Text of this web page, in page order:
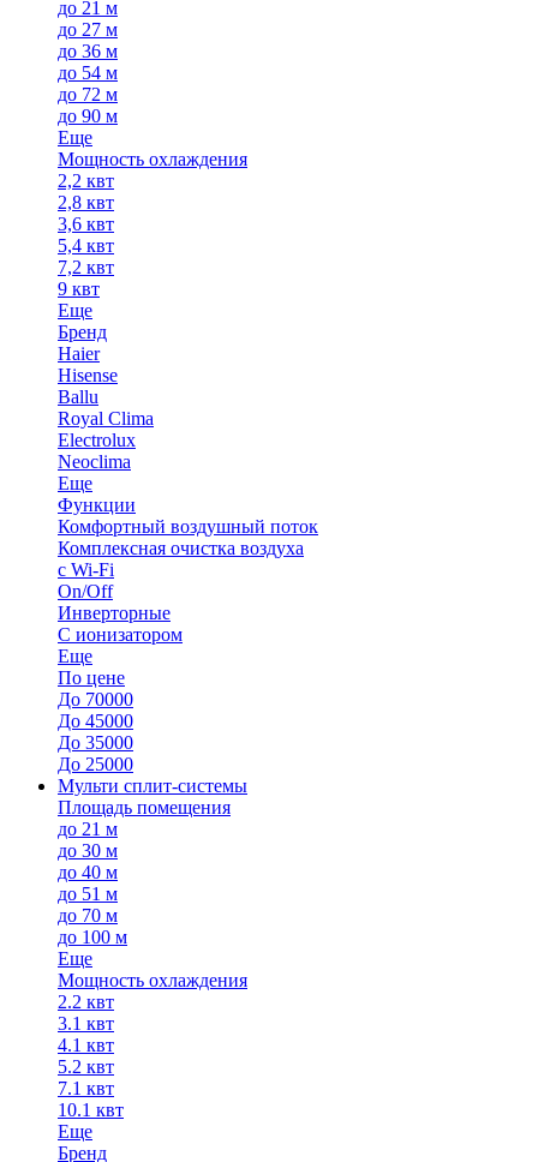
до 21 м
до 27 м
до 36 м
до 54 м
до 72 м
до 90 м
Еще
Мощность охлаждения
2,2 квт
2,8 квт
3,6 квт
5,4 квт
7,2 квт
9 квт
Еще
Бренд
Haier
Hisense
Ballu
Royal Clima
Electrolux
Neoclima
Еще
Функции
Комфортный воздушный поток
Комплексная очистка воздуха
с Wi-Fi
On/Off
Инверторные
С ионизатором
Еще
По цене
До 70000
До 45000
До 35000
До 25000
Мульти сплит-системы
Площадь помещения
до 21 м
до 30 м
до 40 м
до 51 м
до 70 м
до 100 м
Еще
Мощность охлаждения
2.2 квт
3.1 квт
4.1 квт
5.2 квт
7.1 квт
10.1 квт
Еще
Бренд